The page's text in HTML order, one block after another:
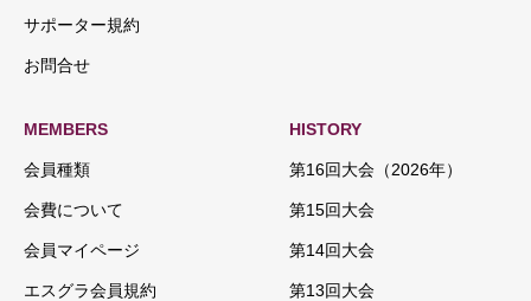
サポーター規約
お問合せ
MEMBERS
会員種類
会費について
会員マイページ
エスグラ会員規約
HISTORY
第16回大会（2026年）
第15回大会
第14回大会
第13回大会